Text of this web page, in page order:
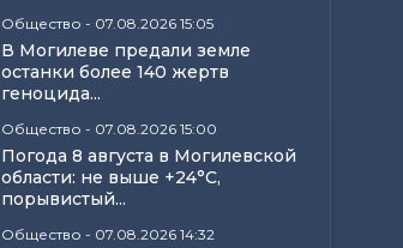
Общество - 07.08.2026 15:05
В Могилеве предали земле
останки более 140 жертв
геноцида...
Общество - 07.08.2026 15:00
Погода 8 августа в Могилевской
области: не выше +24°С,
порывистый...
Общество - 07.08.2026 14:32